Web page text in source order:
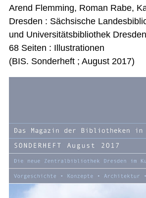
Arend Flemming, Roman Rabe,
Dresden : Sächsische
und Universitäts­bibliothek
68 Seiten : Illustrationen
(BIS. Sonderheft ; August 2017)